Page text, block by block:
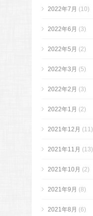
2022年7月 (10)
2022年6月 (3)
2022年5月 (2)
2022年3月 (5)
2022年2月 (3)
2022年1月 (2)
2021年12月 (11)
2021年11月 (13)
2021年10月 (2)
2021年9月 (8)
2021年8月 (6)